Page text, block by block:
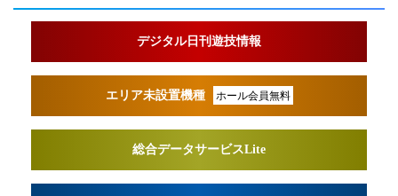
デジタル日刊遊技情報
エリア未設置機種 ホール会員無料
総合データサービスLite